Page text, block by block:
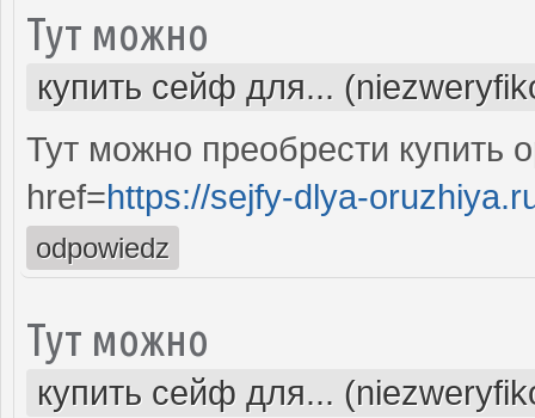
Тут можно
купить сейф для...
Тут можно преобрести купить
href=https://sejfy-dlya-
odpowiedz
Тут можно
купить сейф для...